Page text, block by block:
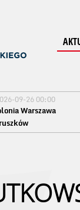
09-26 00:00
Warszawa